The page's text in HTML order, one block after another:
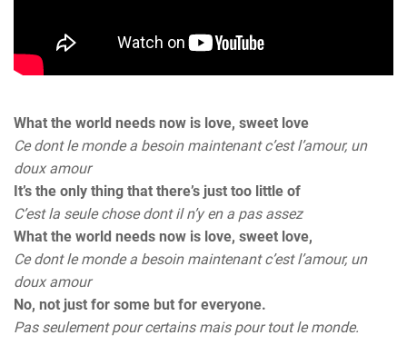
What the world needs now is love, sweet love
Ce dont le monde a besoin maintenant c’est l’amour, un
doux amour
It’s the only thing that there’s just too little of
C’est la seule chose dont il n’y en a pas assez
What the world needs now is love, sweet love,
Ce dont le monde a besoin maintenant c’est l’amour, un
doux amour
No, not just for some but for everyone.
Pas seulement pour certains mais pour tout le monde.